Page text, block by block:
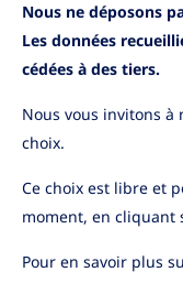
YouTube LinkedIn
Nous ne déposons
Les données
cédées à des tiers.
Nous vous invitons
choix.
Ce choix est libre et
moment, en cliquant
Pour en savoir plus